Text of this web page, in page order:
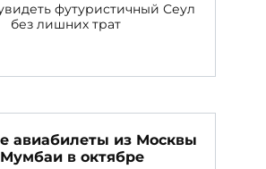
футуристичный Сеул
без лишних трат
авиабилеты из Москвы
в октябре